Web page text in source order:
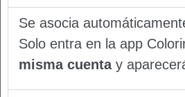
Se asocia
Solo entra en la app
misma cuentay